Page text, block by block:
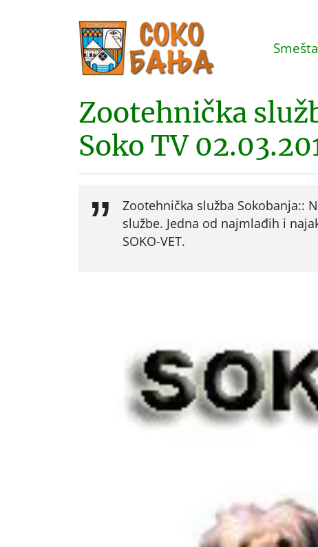
Zootehnička
Soko TV
Zootehnička služba Sokobanja::
službe. Jedna od najmlađih i
SOKO-VET.